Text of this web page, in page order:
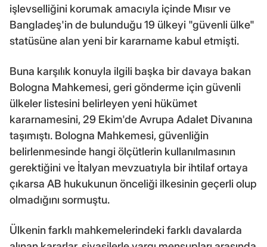
işlevselliğini korumak amacıyla içinde Mısır ve
Bangladeş'in de bulunduğu 19 ülkeyi "güvenli ülke"
statüsüne alan yeni bir kararname kabul etmişti.
Buna karşılık konuyla ilgili başka bir davaya bakan
Bologna Mahkemesi, geri gönderme için güvenli
ülkeler listesini belirleyen yeni hükümet
kararnamesini, 29 Ekim'de Avrupa Adalet Divanına
taşımıştı. Bologna Mahkemesi, güvenliğin
belirlenmesinde hangi ölçütlerin kullanılmasının
gerektiğini ve İtalyan mevzuatıyla bir ihtilaf ortaya
çıkarsa AB hukukunun önceliği ilkesinin geçerli olup
olmadığını sormuştu.
Ülkenin farklı mahkemelerindeki farklı davalarda